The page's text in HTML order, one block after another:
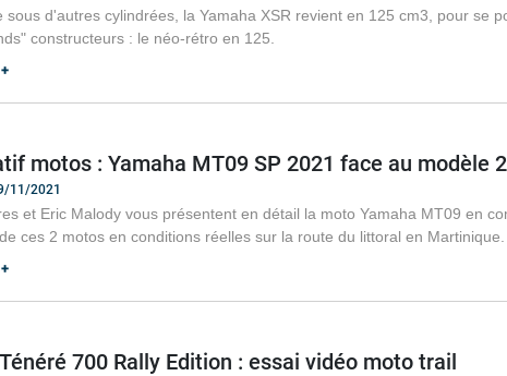
sous d'autres cylindrées, la Yamaha XSR revient en 125 cm3, pour se
constructeurs : le néo-rétro en 125.
motos : Yamaha MT09 SP 2021 face au modèle
11/2021
et Eric Malody vous présentent en détail la moto Yamaha MT09 en
ces 2 motos en conditions réelles sur la route du littoral en Martinique.
700 Rally Edition : essai vidéo moto trail